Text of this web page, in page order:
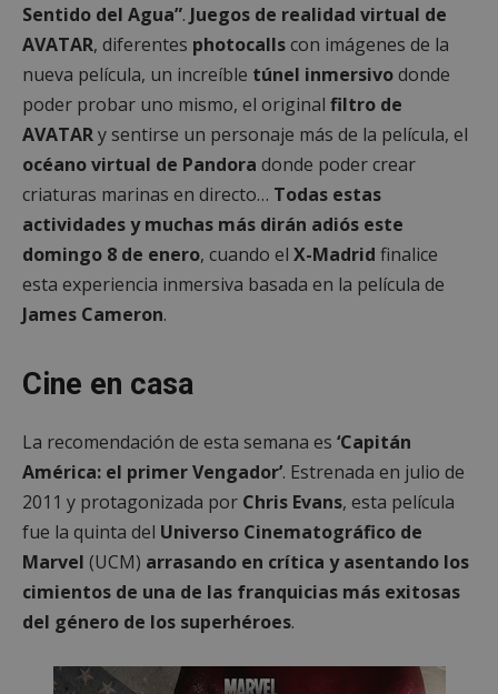
Sentido del Agua”. Juegos de realidad virtual de
AVATAR, diferentes photocallscon imágenes de la
nueva película, un increíble túnel inmersivodonde
poder probar uno mismo, el original filtro de
AVATARy sentirse un personaje más de la película, el
océano virtual de Pandora donde poder crear
criaturas marinas en directo… Todas estas
actividades y muchas más dirán adiós este
domingo 8 de enero, cuando el X-Madrid finalice
esta experiencia inmersiva basada en la película de
James Cameron.
Cine en casa
La recomendación de esta semana es ‘Capitán
América: el primer Vengador’. Estrenada en julio de
2011 y protagonizada por Chris Evans, esta película
fue la quinta del Universo Cinematográfico de
Marvel (UCM) arrasando en crítica y asentando los
cimientos de una de las franquicias más exitosas
del género de los superhéroes.